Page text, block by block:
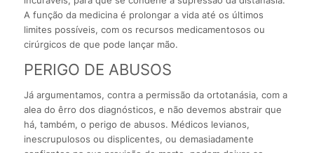
A função da medicina é prolongar a vida até os últimos
limites possíveis, com os recursos medicamentosos ou
cirúrgicos de que pode lançar mão.
PERIGO DE ABUSOS
Já argumentamos, contra a permissão da ortotanásia, com a
alea do êrro dos diagnósticos, e não devemos abstrair que
há, também, o perigo de abusos. Médicos levianos,
inescrupulosos ou displicentes, ou demasiadamente